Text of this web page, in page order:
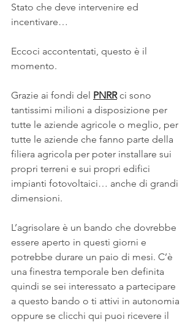
Stato che deve intervenire ed
incentivare…
Eccoci accontentati, questo è il
momento.
Grazie ai fondi del PNRR ci sono
tantissimi milioni a disposizione per
tutte le aziende agricole o meglio, per
tutte le aziende che fanno parte della
filiera agricola per poter installare sui
propri terreni e sui propri edifici
impianti fotovoltaici… anche di grandi
dimensioni.
L’agrisolare è un bando che dovrebbe
essere aperto in questi giorni e
potrebbe durare un paio di mesi. C’è
una finestra temporale ben definita
quindi se sei interessato a partecipare
a questo bando o ti attivi in autonomia
oppure se clicchi qui puoi ricevere il